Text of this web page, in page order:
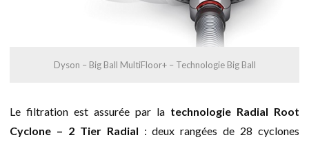
Dyson – Big Ball MultiFloor+ – Technologie Big Ball
Le filtration est assurée par la technologie Radial Root
Cyclone – 2 Tier Radial : deux rangées de 28 cyclones